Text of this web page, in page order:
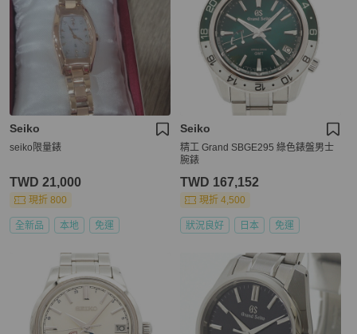
Seiko
seiko限量錶
TWD 21,000
現折 800
全新品 本地 免運
Seiko
精工 Grand SBGE295 綠色錶盤男士
腕錶
TWD 167,152
現折 4,500
狀況良好 日本 免運